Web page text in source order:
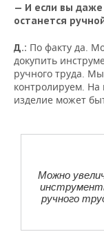
— И если вы
останется
Д.: По факту да.
докупить
ручного труда.
контролируем. На
изделие может
Можно
ручного